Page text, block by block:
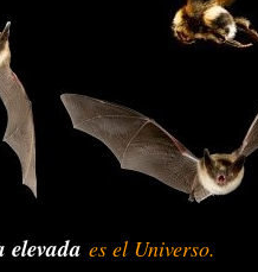
elevada es el Universo.